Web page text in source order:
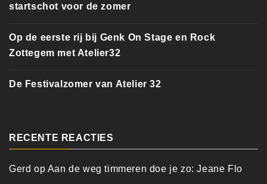
startschot voor de zomer
Op de eerste rij bij Genk On Stage en Rock
Zottegem met Atelier32
De Festivalzomer van Atelier 32
RECENTE REACTIES
Gerd op Aan de weg timmeren doe je zo: Jeane Flo